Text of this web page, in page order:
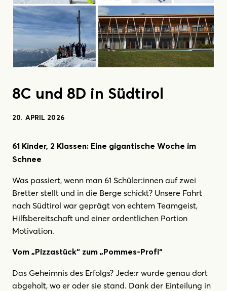
8C und 8D in Südtirol
20. APRIL 2026
61 Kinder, 2 Klassen: Eine gigantische Woche im
Schnee
Was passiert, wenn man 61 Schüler:innen auf zwei
Bretter stellt und in die Berge schickt? Unsere Fahrt
nach Südtirol war geprägt von echtem Teamgeist,
Hilfsbereitschaft und einer ordentlichen Portion
Motivation.
Vom „Pizzastück“ zum „Pommes-Profi“
Das Geheimnis des Erfolgs? Jede:r wurde genau dort
abgeholt, wo er oder sie stand. Dank der Einteilung in